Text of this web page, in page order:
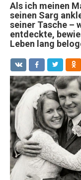
Als ich meinen
seinen Sarg
seiner Tasche –
entdeckte,
Leben lang